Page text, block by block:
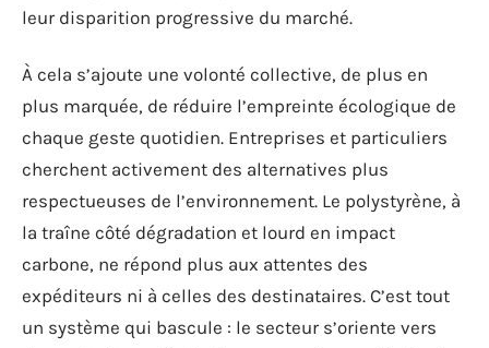
leur disparition progressive du marché.
À cela s’ajoute une volonté collective, de plus en
plus marquée, de réduire l’empreinte écologique de
chaque geste quotidien. Entreprises et particuliers
cherchent activement des alternatives plus
respectueuses de l’environnement. Le polystyrène, à
la traîne côté dégradation et lourd en impact
carbone, ne répond plus aux attentes des
expéditeurs ni à celles des destinataires. C’est tout
un système qui bascule : le secteur s’oriente vers